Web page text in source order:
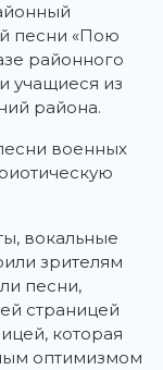
песни «Пою
районного
учащиеся из
района.
военных
вокальные
зрителям
песни,
страницей
которая
оптимизмом